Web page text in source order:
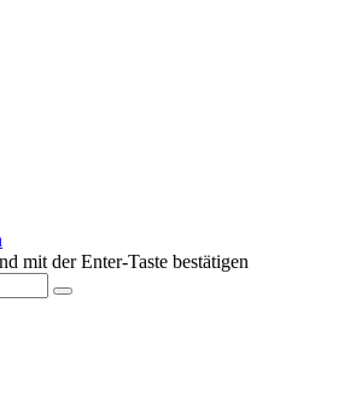
mit der Enter-Taste bestätigen